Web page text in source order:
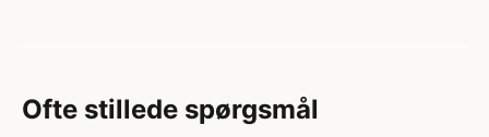
Ofte stillede spørgsmål